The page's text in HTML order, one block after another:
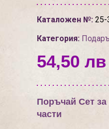
Каталожен №: 25-
Категория:
54,50 лв
Поръчай Сет за
части